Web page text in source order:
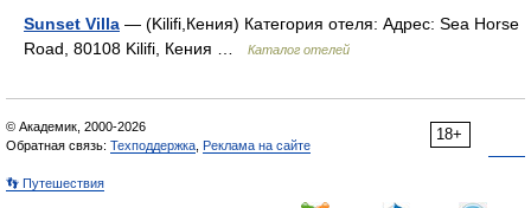
Sunset Villa — (Kilifi,Кения) Категория отеля: Адрес: Sea Horse
Road, 80108 Kilifi, Кения …
Каталог отелей
18+
© Академик, 2000-2026
Обратная связь: Техподдержка Реклама на сайте
👣 Путешествия